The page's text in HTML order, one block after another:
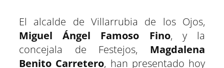
El alcalde de Villarrubia de los Ojos,
Miguel Ángel Famoso Fino, y la
concejala de Festejos, Magdalena
Benito Carretero, han presentado hoy